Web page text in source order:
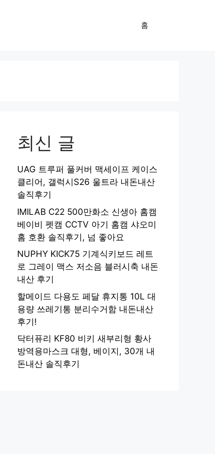
홈
최신 글
UAG 트루퍼 풀커버 맥세이프 케이스
클리어, 갤럭시S26 울트라 내돈내산
솔직후기
IMILAB C22 500만화소 신생아 홈캠
베이비 펫캠 CCTV 아기 홈캠 샤오미
홈 호환 솔직후기, 넘 좋아요
NUPHY KICK75 기계식키보드 레트
로 그레이 맥스 저소음 블러시축 내돈
내산 후기
할메이드 다용도 페달 휴지통 10L 대
용량 쓰레기통 분리수거함 내돈내산
후기!
닥터퓨리 KF80 비키 새부리형 황사
방역용마스크 대형, 베이지, 30개 내
돈내산 솔직후기